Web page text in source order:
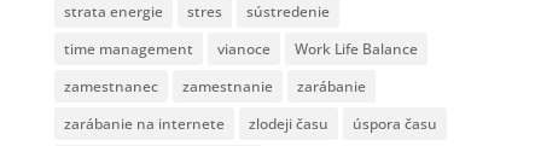
strata energie
stres
sústredenie
time management
vianoce
Work Life Balance
zamestnanec
zamestnanie
zarábanie
zarábanie na internete
zlodeji času
úspora času